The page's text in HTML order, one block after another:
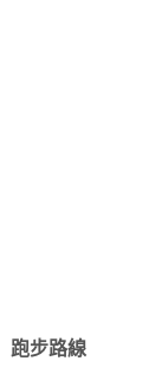
跑步路線